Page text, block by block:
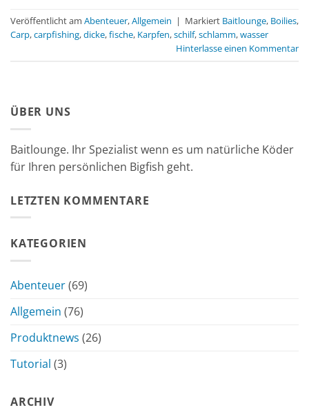
Veröffentlicht am Abenteuer,Allgemein | Markiert Baitlounge, Boilies,
Carp,carpfishing,dicke,fische, Karpfen,schilf,schlamm,wasser
Hinterlasse einen Kommentar
ÜBER UNS
Baitlounge. Ihr Spezialist wenn es um natürliche Köder
für Ihren persönlichen Bigfish geht.
LETZTEN KOMMENTARE
KATEGORIEN
Abenteuer(69)
Allgemein (76)
Produktnews (26)
Tutorial (3)
ARCHIV